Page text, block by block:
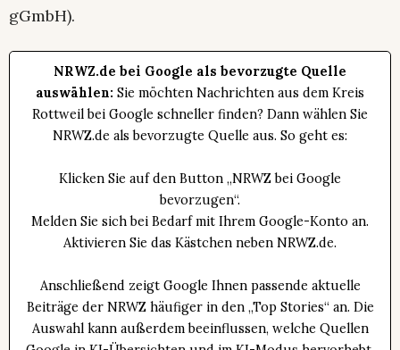
gGmbH).
NRWZ.de bei Google als bevorzugte Quelle
auswählen: Sie möchten Nachrichten aus dem Kreis
Rottweil bei Google schneller finden? Dann wählen Sie
NRWZ.de als bevorzugte Quelle aus. So geht es:
Klicken Sie auf den Button „NRWZ bei Google
bevorzugen“.
Melden Sie sich bei Bedarf mit Ihrem Google-Konto an.
Aktivieren Sie das Kästchen neben NRWZ.de.
Anschließend zeigt Google Ihnen passende aktuelle
Beiträge der NRWZ häufiger in den „Top Stories“ an. Die
Auswahl kann außerdem beeinflussen, welche Quellen